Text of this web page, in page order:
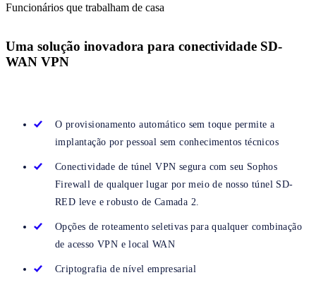
Funcionários que trabalham de casa
Uma solução inovadora para conectividade SD-
WAN VPN
O provisionamento automático sem toque permite a
implantação por pessoal sem conhecimentos técnicos
Conectividade de túnel VPN segura com seu Sophos
Firewall de qualquer lugar por meio de nosso túnel SD-
RED leve e robusto de Camada 2.
Opções de roteamento seletivas para qualquer combinação
de acesso VPN e local WAN
Criptografia de nível empresarial